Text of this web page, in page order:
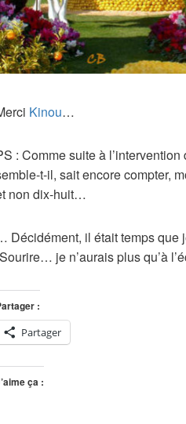
Kinou…
: Comme suite à
t-il, sait encore compter,
non dix-huit…
Décidément, il était temps
je n’aurais plus qu’à
:
Partager
ça :